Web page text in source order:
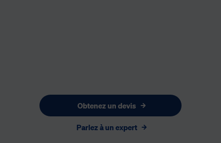
Obtenez un devis
Parlez à un expert